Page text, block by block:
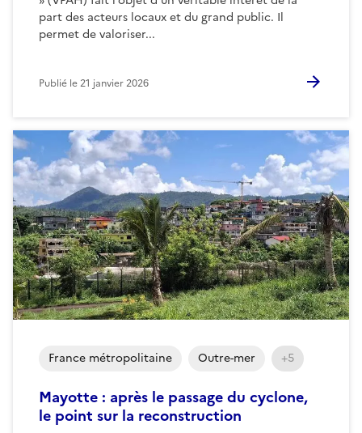
part des acteurs locaux et du grand public. Il
permet de valoriser...
Publié le21 janvier 2026
Mayotte : après le passage du cyclone,
le point sur la reconstruction
France métropolitaine Outre-mer +5